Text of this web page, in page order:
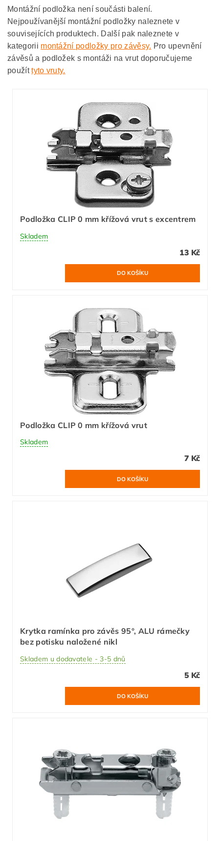
Montážní podložka není součásti balení.
Nejpoužívanější montážní podložky naleznete v
souvisejících produktech. Další pak naleznete v
kategorii montážní podložky pro závěsy. Pro upevnění
závěsů a podložek s montáži na vrut doporučujeme
použíttyto vruty.
Podložka CLIP 0 mm křížová vrut s excentrem
Skladem
13 Kč
Podložka CLIP 0 mm křížová vrut
Skladem
7 Kč
Krytka ramínka pro závěs 95°, ALU rámečky
bez potisku naložené nikl
Skladem u dodavatele - 3-5 dnů
5 Kč